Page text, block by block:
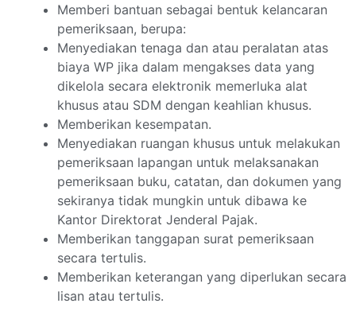
Memberi bantuan sebagai bentuk kelancaran
pemeriksaan, berupa:
Menyediakan tenaga dan atau peralatan atas
biaya WP jika dalam mengakses data yang
dikelola secara elektronik memerluka alat
khusus atau SDM dengan keahlian khusus.
Memberikan kesempatan.
Menyediakan ruangan khusus untuk melakukan
pemeriksaan lapangan untuk melaksanakan
pemeriksaan buku, catatan, dan dokumen yang
sekiranya tidak mungkin untuk dibawa ke
Kantor Direktorat Jenderal Pajak.
Memberikan tanggapan surat pemeriksaan
secara tertulis.
Memberikan keterangan yang diperlukan secara
lisan atau tertulis.